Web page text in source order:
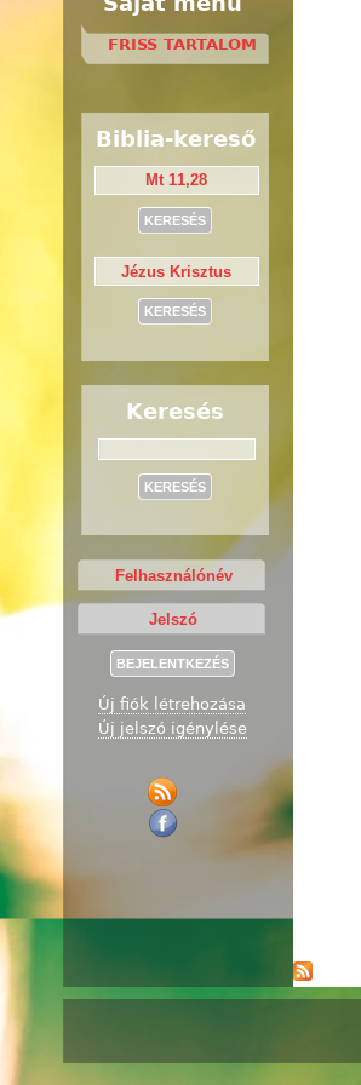
FRISS TARTALOM
Biblia-kereső
Keresés
Új fiók létrehozása
Új jelszó igénylése